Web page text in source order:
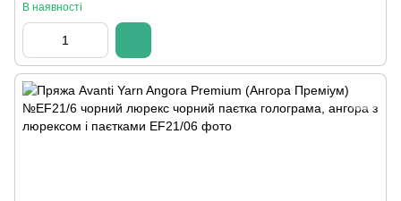
В наявності